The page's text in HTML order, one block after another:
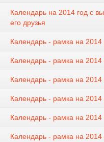
Календарь на 2014 год с
его друзья
Календарь - рамка на
Календарь - рамка на
Календарь - рамка на
Календарь - рамка на
Календарь - рамка на 2014
Календарь - рамка на 2014